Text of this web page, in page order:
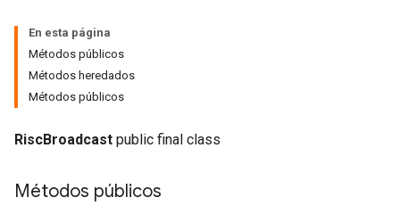
En esta página
Métodos públicos
Métodos heredados
Métodos públicos
RiscBroadcast public final class
Métodos públicos